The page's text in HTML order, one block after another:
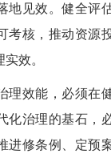
地见效。健全评
考核，推动资源
效。
效能，必须在
化治理的基石，
进修条例、定预